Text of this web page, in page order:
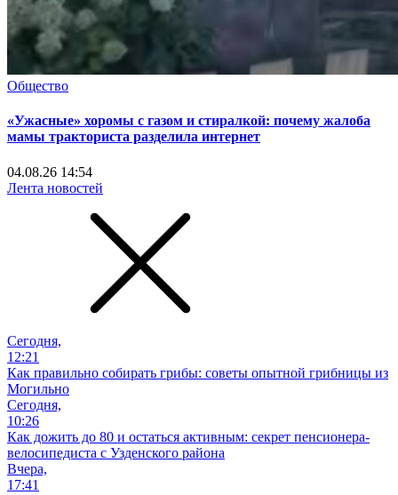
Общество
«Ужасные» хоромы с газом и стиралкой: почему жалоба
мамы тракториста разделила интернет
04.08.26 14:54
Лента новостей
Сегодня,
12:21
Как правильно собирать грибы: советы опытной грибницы из
Могильно
Сегодня,
10:26
Как дожить до 80 и остаться активным: секрет пенсионера-
велосипедиста с Узденского района
Вчера,
17:41